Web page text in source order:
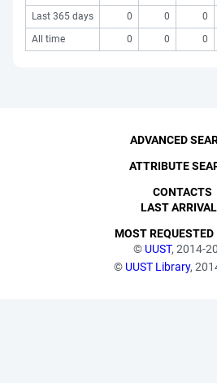
Last 365 days
0 0 0
All time
0 0 0
© UUST, 2014-
© UUST Library,
ADVANCED
ATTRIBUTE
CONTACTS
LAST
MOST REQUESTED